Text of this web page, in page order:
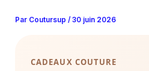
Par Coutursup/30 juin 2026
CADEAUX COUTURE